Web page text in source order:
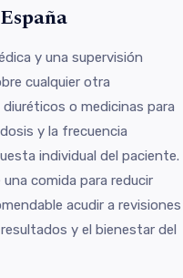
y una supervisión
cualquier otra
o medicinas para
y la frecuencia
individual del paciente.
comida para reducir
acudir a revisiones
y el bienestar del